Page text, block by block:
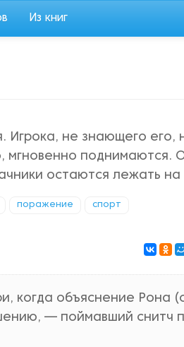
Из книг
Игрока, не знающего его,
мгновенно поднимаются.
остаются лежать на
поражение спорт
когда объяснение Рона
— поймавший снитч